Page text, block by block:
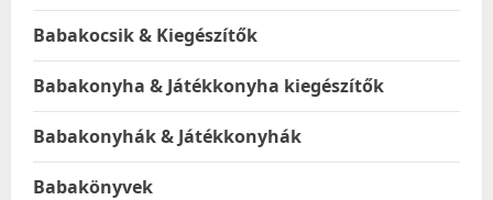
Babakocsik & Kiegészítők
Babakonyha & Játékkonyha kiegészítők
Babakonyhák & Játékkonyhák
Babakönyvek